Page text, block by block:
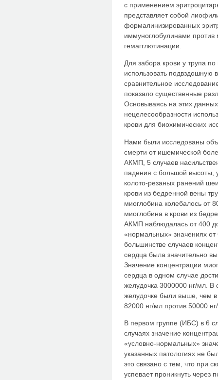
с применением
представляет собой
формалинизированных
иммуноглобулинами против
гемагглютинации.
Для забора крови у трупа
использовать подвздошную
сравнительное
показало существенные
Основываясь на этих
нецелесообразности
крови для биохимических
Нами были исследованы
смерти от ишемической
АКМП, 5 случаев
падения с большой высоты,
колото-резаных ранений
крови из бедренной вены
миоглобина колебалось от
миоглобина в крови из
АКМП наблюдалась от 400
«нормальных» значениях
большинстве случаев
сердца была значительно
Значение концентрации
сердца в одном случае
желудочка 3000000 нг/мл. В
желудочке были выше, чем в
82000 нг/мл против 50000
В первом группе (ИБС) в 6
случаях значение
«условно-нормальных»
указанных патологиях не
это связано с тем, что при
успевает проникнуть через